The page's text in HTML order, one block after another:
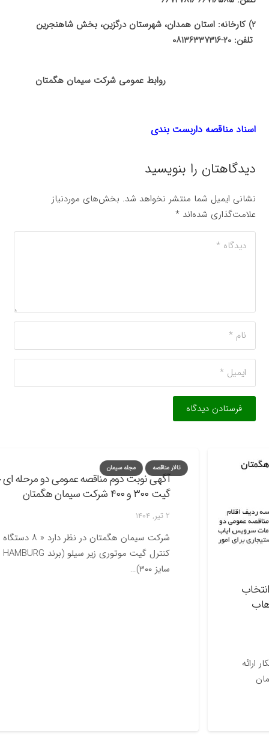
۲)‌ کارخانه: استان همدان، شهرستان درگزین، بخش شاهنجرین
تلفن: ۲۰-۰۸۱۳۶۳۳۷۳۱۶
روابط عمومی شرکت سیمان هگمتان
اسناد مناقصه داربست بندی
دیدگاهتان را بنویسید
نشانی ایمیل شما منتشر نخواهد شد. بخش‌های موردنیاز
علامت‌گذاری شده‌اند*
فرستادن دیدگاه
تالار مناقصه مجله سیمان
آگهی نوبت دوم مناقصه عمومی دو مرحله ای خرید
شرکت سیمان هگمتان در نظر دارد « ۸ دستگاه فلو
کنترل گیت موتوری زیر سیلو (برند IBAU HAMBURG،